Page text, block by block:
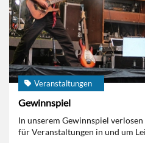
Veranstaltungen
Gewinnspiel
In unserem Gewinnspiel
für Veranstaltungen in und um